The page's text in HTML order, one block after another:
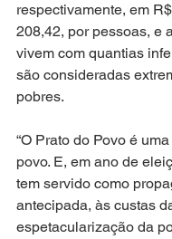
respectivamente, em
208,42, por pessoas, e
vivem com quantias
são consideradas
pobres.
“O Prato do Povo é
povo. E, em ano de
tem servido como
antecipada, às custas
espetacularização da